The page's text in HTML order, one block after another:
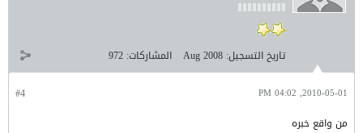
تاريخ التسجيل: Aug 2008 المشاركات: 972
#4 2010-05-01, 04:02 PM
من واقع خبره